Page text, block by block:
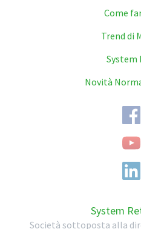
Come
Trend di
System
Novità
System
Società sottoposta alla